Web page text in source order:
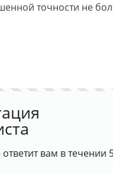
точности не
вам в течении